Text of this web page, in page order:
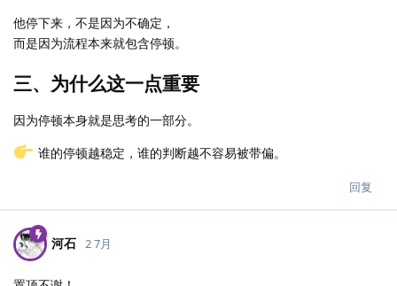
他停下来，不是因为不确定，
而是因为流程本来就包含停顿。
三、为什么这一点重要
因为停顿本身就是思考的一部分。
谁的停顿越稳定，谁的判断越不容易被带偏。
回复
河石 2 7月